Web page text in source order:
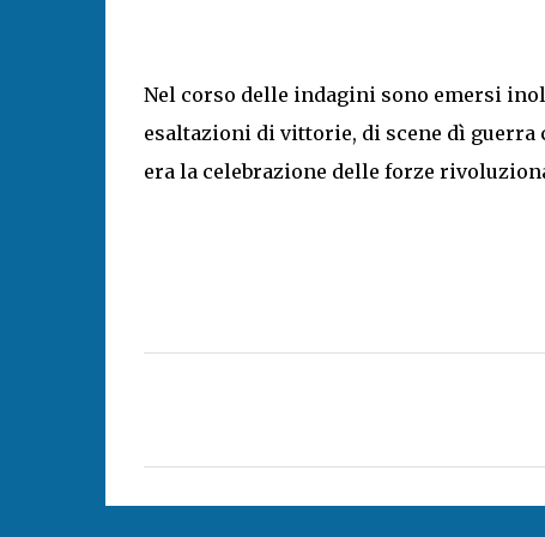
Nel corso delle indagini sono emersi
esaltazioni di vittorie, di scene dì
era la celebrazione delle forze